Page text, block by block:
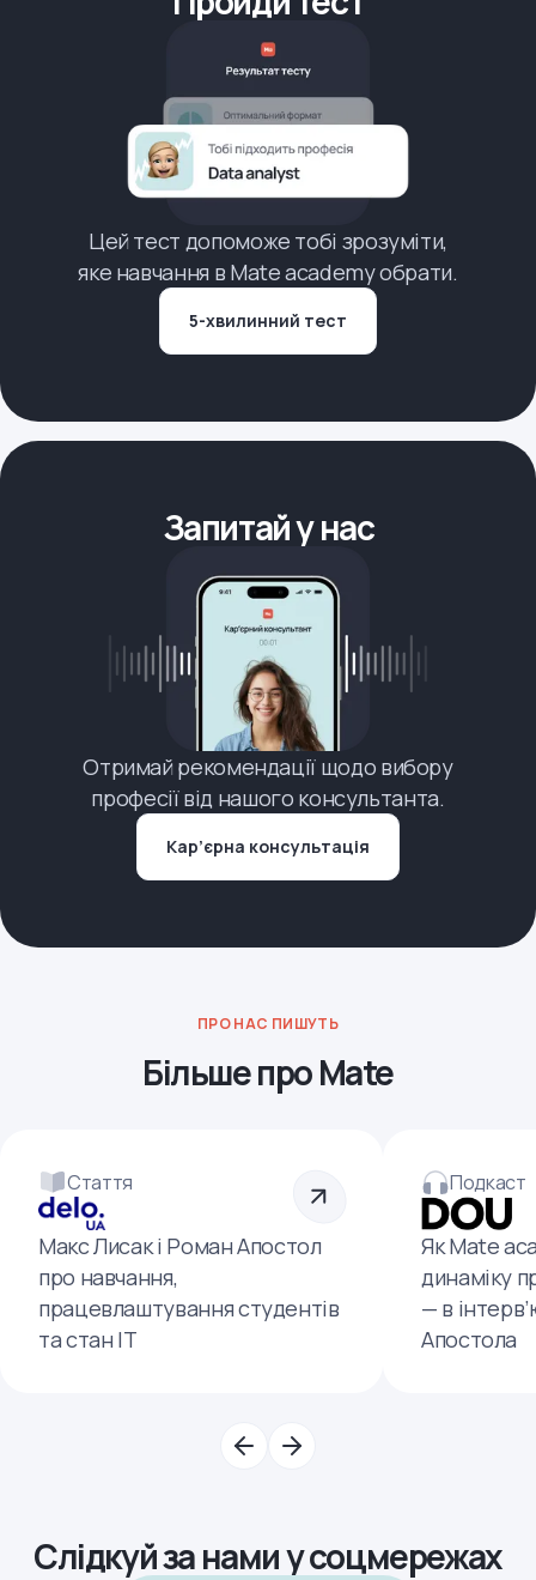
Цей тест допоможе тобі зрозуміти,
яке навчання в Mate academy обрати.
5-хвилинний тест
Запитай у нас
Отримай рекомендації щодо вибору
професії від нашого консультанта.
Кар’єрна консультація
ПРО НАС ПИШУТЬ
Більше про Mate
Стаття
Макс Лисак і Роман Апостол
про навчання,
працевлаштування студентів
та стан ІТ
Подкаст
Як Mate
динаміку
— в
Апостола
Слідкуй за нами у соцмережах